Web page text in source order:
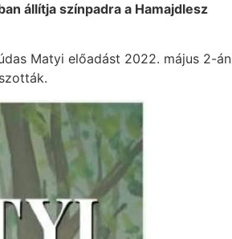
állítja színpadra a Hamajdlesz
Matyi előadást 2022. május 2-án